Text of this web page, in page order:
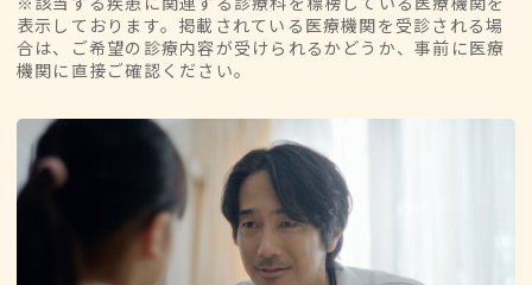
表示しております。掲載されている医療機関を受診される場
合は、ご希望の診療内容が受けられるかどうか、事前に医療
機関に直接ご確認ください。